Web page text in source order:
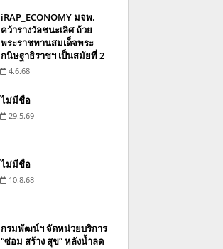
iRAP_ECONOMY มจพ.
คว้ารางวัลชนะเลิศ ถ้วย
พระราชทานสมเด็จพระ
กนิษฐาธิราชฯ เป็นสมัยที่ 2
4.6.68
ไม่มีชื่อ
29.5.69
ไม่มีชื่อ
10.8.68
กรมพัฒน์ฯ จัดหน่วยบริการ
“ซ่อม สร้าง สุข” หลังน้ำลด